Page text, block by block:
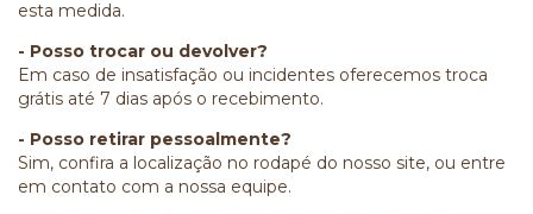
esta medida.
- Posso trocar ou devolver?
Em caso de insatisfação ou incidentes oferecemos troca
grátis até 7 dias após o recebimento.
- Posso retirar pessoalmente?
Sim, confira a localização no rodapé do nosso site, ou entre
em contato com a nossa equipe.